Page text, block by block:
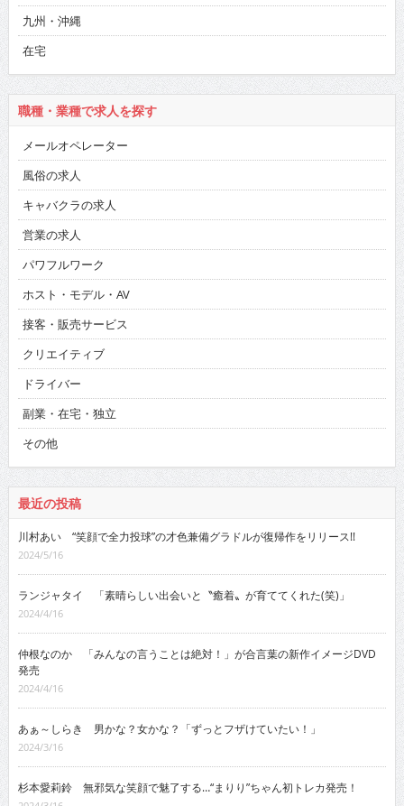
九州・沖縄
在宅
職種・業種で求人を探す
メールオペレーター
風俗の求人
キャバクラの求人
営業の求人
パワフルワーク
ホスト・モデル・AV
接客・販売サービス
クリエイティブ
ドライバー
副業・在宅・独立
その他
最近の投稿
川村あい “笑顔で全力投球”の才色兼備グラドルが復帰作をリリース!!
2024/5/16
ランジャタイ 「素晴らしい出会いと〝癒着〟が育ててくれた(笑)」
2024/4/16
仲根なのか 「みんなの言うことは絶対！」が合言葉の新作イメージDVD
発売
2024/4/16
あぁ～しらき 男かな？女かな？「ずっとフザけていたい！」
2024/3/16
杉本愛莉鈴 無邪気な笑顔で魅了する…“まりり”ちゃん初トレカ発売！